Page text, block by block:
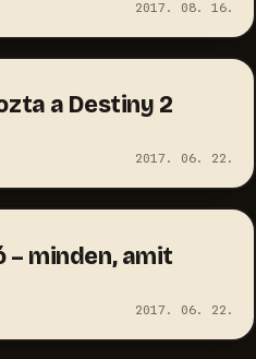
2017. 08. 16.
a Destiny 2
2017. 06. 22.
minden, amit
2017. 06. 22.